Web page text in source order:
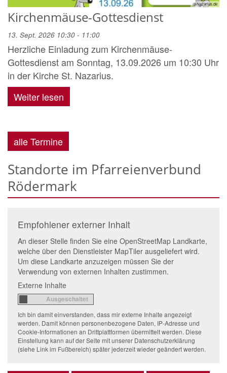
© Nazarius.de
Kirchenmäuse-Gottesdienst
13. Sept. 2026 10:30 - 11:00
Herzliche Einladung zum Kirchenmäuse-
Gottesdienst am Sonntag, 13.09.2026 um 10:30 Uhr
in der Kirche St. Nazarius.
Weiter lesen
alle Termine
Standorte im Pfarreienverbund
Rödermark
Empfohlener externer Inhalt
An dieser Stelle finden Sie eine OpenStreetMap Landkarte,
welche über den Dienstleister MapTiler ausgeliefert wird.
Um diese Landkarte anzuzeigen müssen Sie der
Verwendung von externen Inhalten zustimmen.
Externe Inhalte
Ich bin damit einverstanden, dass mir externe Inhalte angezeigt
werden. Damit können personenbezogene Daten, IP-Adresse und
Cookie-Informationen an Drittplattformen übermittelt werden. Diese
Einstellung kann auf der Seite mit unserer Datenschutzerklärung
(siehe Link im Fußbereich) später jederzeit wieder geändert werden.